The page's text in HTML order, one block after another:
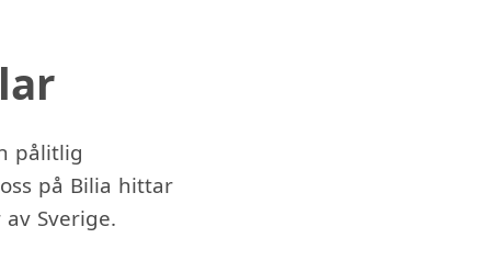
pålitlig
på Bilia hittar
Sverige.